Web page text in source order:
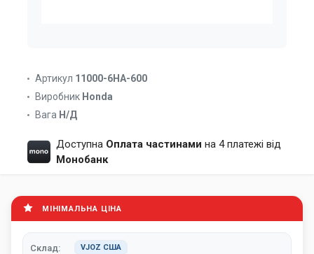
Артикул 11000-6HA-600
Виробник Honda
Вага Н/Д
Доступна Оплата частинами на 4 платежі від
Монобанк
МІНІМАЛЬНА ЦІНА
Склад: VJOZ США